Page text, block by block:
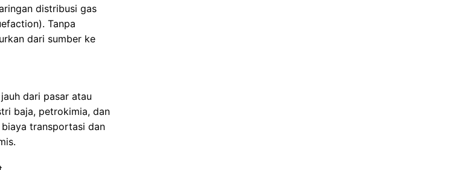
distribusi gas
Tanpa
dari sumber ke
dari pasar atau
baja, petrokimia, dan
transportasi dan